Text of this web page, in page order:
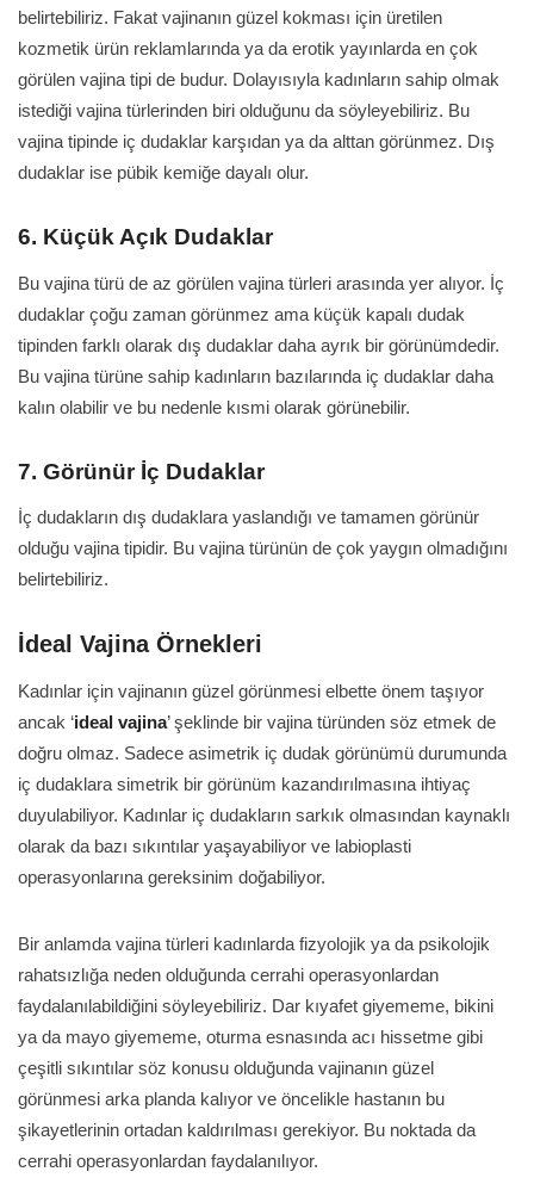
belirtebiliriz. Fakat vajinanın güzel kokması için üretilen
kozmetik ürün reklamlarında ya da erotik yayınlarda en çok
görülen vajina tipi de budur. Dolayısıyla kadınların sahip olmak
istediği vajina türlerinden biri olduğunu da söyleyebiliriz. Bu
vajina tipinde iç dudaklar karşıdan ya da alttan görünmez. Dış
dudaklar ise pübik kemiğe dayalı olur.
6. Küçük Açık Dudaklar
Bu vajina türü de az görülen vajina türleri arasında yer alıyor. İç
dudaklar çoğu zaman görünmez ama küçük kapalı dudak
tipinden farklı olarak dış dudaklar daha ayrık bir görünümdedir.
Bu vajina türüne sahip kadınların bazılarında iç dudaklar daha
kalın olabilir ve bu nedenle kısmi olarak görünebilir.
7. Görünür İç Dudaklar
İç dudakların dış dudaklara yaslandığı ve tamamen görünür
olduğu vajina tipidir. Bu vajina türünün de çok yaygın olmadığını
belirtebiliriz.
İdeal Vajina Örnekleri
Kadınlar için vajinanın güzel görünmesi elbette önem taşıyor
ancak ‘ideal vajina’ şeklinde bir vajina türünden söz etmek de
doğru olmaz. Sadece asimetrik iç dudak görünümü durumunda
iç dudaklara simetrik bir görünüm kazandırılmasına ihtiyaç
duyulabiliyor. Kadınlar iç dudakların sarkık olmasından kaynaklı
olarak da bazı sıkıntılar yaşayabiliyor ve labioplasti
operasyonlarına gereksinim doğabiliyor.
Bir anlamda vajina türleri kadınlarda fizyolojik ya da psikolojik
rahatsızlığa neden olduğunda cerrahi operasyonlardan
faydalanılabildiğini söyleyebiliriz. Dar kıyafet giyememe, bikini
ya da mayo giyememe, oturma esnasında acı hissetme gibi
çeşitli sıkıntılar söz konusu olduğunda vajinanın güzel
görünmesi arka planda kalıyor ve öncelikle hastanın bu
şikayetlerinin ortadan kaldırılması gerekiyor. Bu noktada da
cerrahi operasyonlardan faydalanılıyor.